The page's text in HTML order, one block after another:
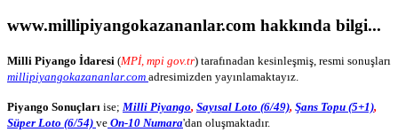
www.millipiyangokazananlar.com hakkında bilgi...
Milli Piyango İdaresi (MPİ, mpi gov.tr) tarafınadan kesinleşmiş, resmi sonuşları
millipiyangokazananlar.com adresimizden yayınlamaktayız.
Piyango Sonuçları ise; Milli Piyango, Sayısal Loto (6/49), Şans Topu (5+1),
Süper Loto (6/54) ve On-10 Numara'dan oluşmaktadır.